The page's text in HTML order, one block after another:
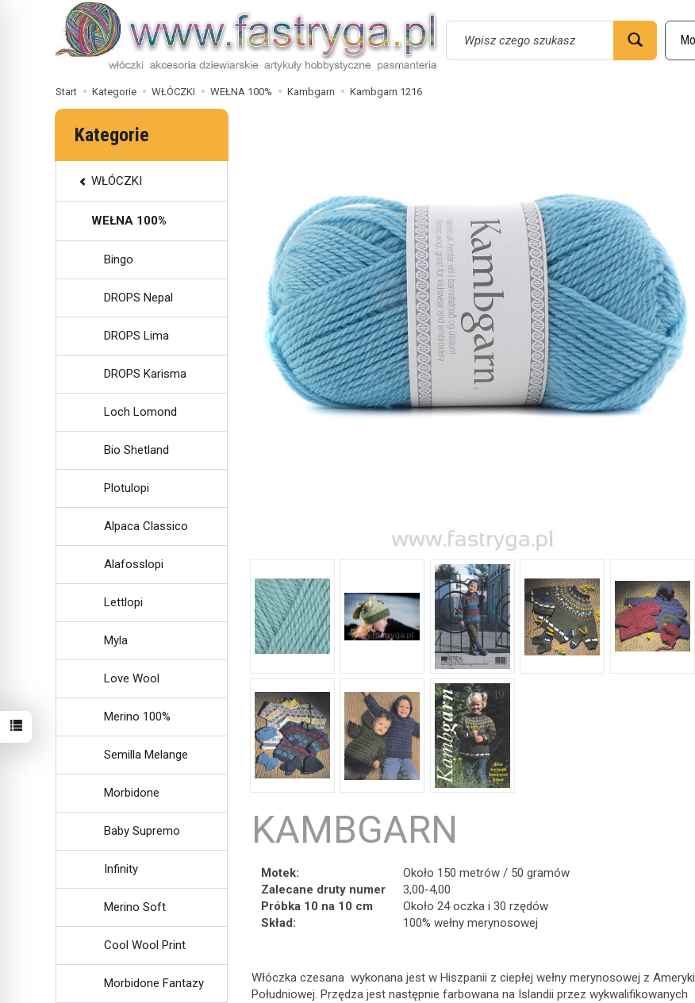
Wyszukaj
Start Kategorie WŁÓCZKI WEŁNA 100% Kambgarn Kambgarn 1216
KAMBGARN
Motek:
Zalecane druty numer
Próbka 10 na 10 cm
Skład:
Około 150 metrów / 50 gramów
3,00-4,00
Około 24 oczka i 30 rzędów
100% wełny merynosowej
Włóczka czesana wykonana jest w Hiszpanii z ciepłej wełny merynosowej z Ameryki
Południowej. Przędza jest następnie farbowana na Islandii przez wykwalifikowanych
Kategorie
WŁÓCZKI
WEŁNA 100%
Bingo
DROPS Nepal
DROPS Lima
DROPS Karisma
Loch Lomond
Bio Shetland
Plotulopi
Alpaca Classico
Alafosslopi
Lettlopi
Myla
Love Wool
Merino 100%
Semilla Melange
Morbidone
Baby Supremo
Infinity
Merino Soft
Cool Wool Print
Morbidone Fantazy